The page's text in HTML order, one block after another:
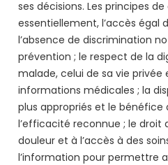
ses décisions. Les principes
essentiellement, l’accès égal
l’absence de discrimination
prévention ; le respect de la
malade, celui de sa vie privée
informations médicales ; la
plus appropriés et le
l’efficacité reconnue ; le droit
douleur et à l’accès à des
l’information pour permettre